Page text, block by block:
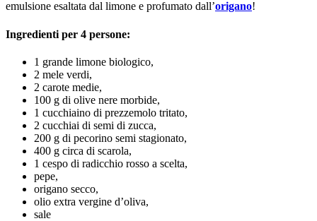
emulsione esaltata dal limone e profumato dall’origano!
Ingredienti per 4 persone:
1 grande limone biologico,
2 mele verdi,
2 carote medie,
100 g di olive nere morbide,
1 cucchiaino di prezzemolo tritato,
2 cucchiai di semi di zucca,
200 g di pecorino semi stagionato,
400 g circa di scarola,
1 cespo di radicchio rosso a scelta,
pepe,
origano secco,
olio extra vergine d’oliva,
sale